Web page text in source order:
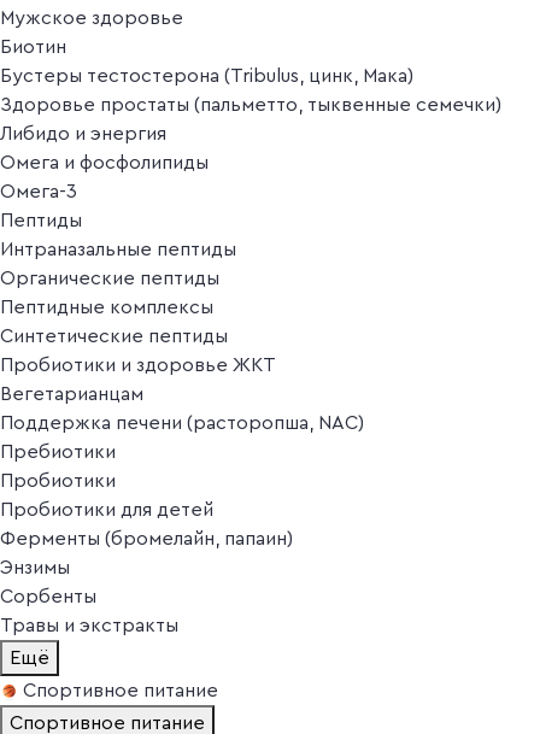
Мужское здоровье
Биотин
Бустеры тестостерона (Tribulus, цинк, Мака)
Здоровье простаты (пальметто, тыквенные семечки)
Либидо и энергия
Омега и фосфолипиды
Омега-3
Пептиды
Интраназальные пептиды
Органические пептиды
Пептидные комплексы
Синтетические пептиды
Пробиотики и здоровье ЖКТ
Вегетарианцам
Поддержка печени (расторопша, NAC)
Пребиотики
Пробиотики
Пробиотики для детей
Ферменты (бромелайн, папаин)
Энзимы
Сорбенты
Травы и экстракты
Ещё
Спортивное питание
Спортивное питание